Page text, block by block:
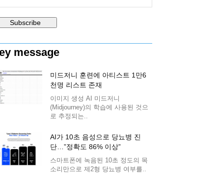
message
미드저니 훈련에 아티스트 1만6
천명 리스트 존재
이미지 생성 AI 미드저니
(Midjourney)의 학습에 사용된 것으
로 추정되는..
AI가 10초 음성으로 당뇨병 진
단…”정확도 86% 이상”
스마트폰에 녹음된 10초 정도의 목
소리만으로 제2형 당뇨병 여부를..